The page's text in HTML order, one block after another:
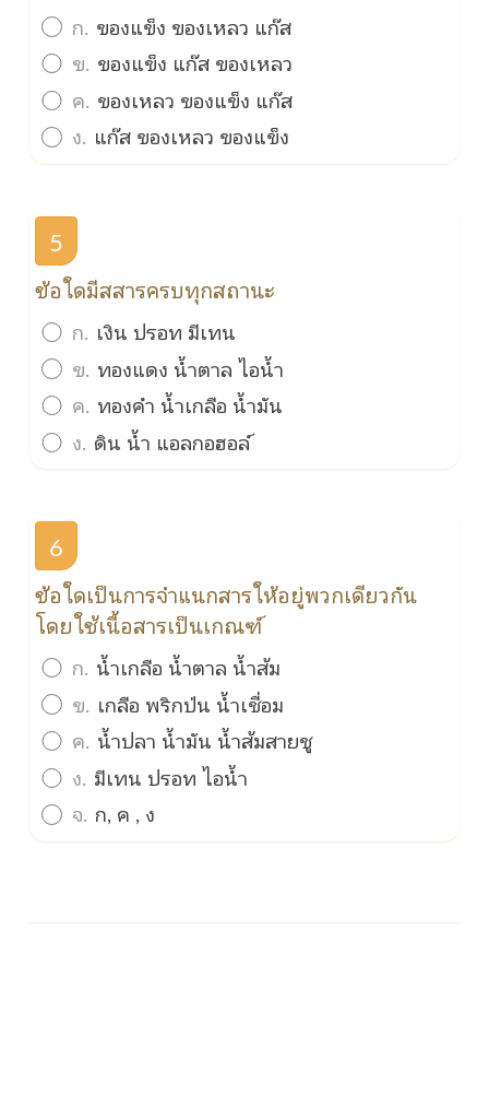
ก. ของแข็ง ของเหลว แก๊ส
ข. ของแข็ง แก๊ส ของเหลว
ค. ของเหลว ของแข็ง แก๊ส
ง. แก๊ส ของเหลว ของแข็ง
5
ข้อใดมีสสารครบทุกสถานะ
ก. เงิน ปรอท มีเทน
ข. ทองแดง น้ำตาล ไอน้ำ
ค. ทองคำ น้ำเกลือ น้ำมัน
ง. ดิน น้ำ แอลกอฮอล์
6
ข้อใดเป็นการจำแนกสารให้อยู่พวกเดียวกัน
โดยใช้เนื้อสารเป็นเกณฑ์
ก. น้ำเกลือ น้ำตาล น้ำส้ม
ข. เกลือ พริกป่น น้ำเชื่อม
ค. น้ำปลา น้ำมัน น้ำส้มสายชู
ง. มีเทน ปรอท ไอน้ำ
จ. ก, ค , ง